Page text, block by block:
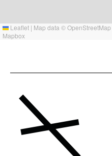
Leaflet | Map data ©OpenStreetMap
Mapbox